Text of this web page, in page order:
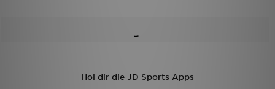
Hol dir die JD Sports Apps